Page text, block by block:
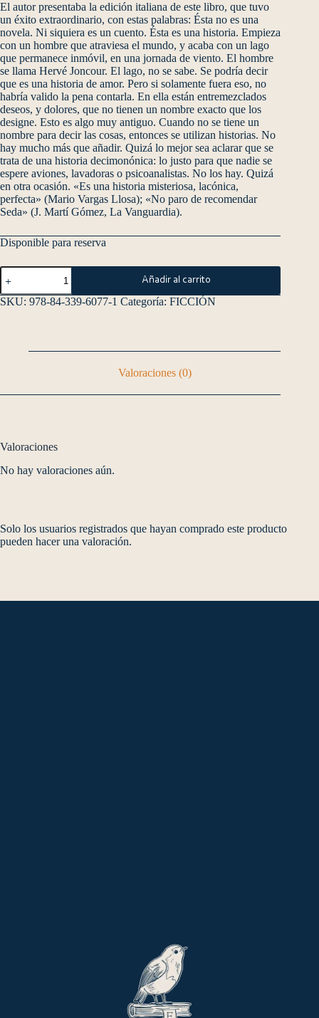
El autor presentaba la edición italiana de este libro, que tuvo
un éxito extraordinario, con estas palabras: Ésta no es una
novela. Ni siquiera es un cuento. Ésta es una historia. Empieza
con un hombre que atraviesa el mundo, y acaba con un lago
que permanece inmóvil, en una jornada de viento. El hombre
se llama Hervé Joncour. El lago, no se sabe. Se podría decir
que es una historia de amor. Pero si solamente fuera eso, no
habría valido la pena contarla. En ella están entremezclados
deseos, y dolores, que no tienen un nombre exacto que los
designe. Esto es algo muy antiguo. Cuando no se tiene un
nombre para decir las cosas, entonces se utilizan historias. No
hay mucho más que añadir. Quizá lo mejor sea aclarar que se
trata de una historia decimonónica: lo justo para que nadie se
espere aviones, lavadoras o psicoanalistas. No los hay. Quizá
en otra ocasión. «Es una historia misteriosa, lacónica,
perfecta» (Mario Vargas Llosa); «No paro de recomendar
Seda» (J. Martí Gómez, La Vanguardia).
Disponible para reserva
Añadir al carrito
SKU: 978-84-339-6077-1 Categoría: FICCIÓN
Valoraciones (0)
Valoraciones
No hay valoraciones aún.
Solo los usuarios registrados que hayan comprado este producto
pueden hacer una valoración.